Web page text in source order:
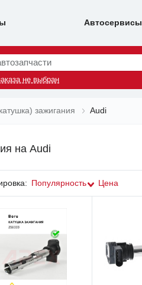
Автосервисы
не выбран
зажигания Audi
на Audi
Популярность Цена